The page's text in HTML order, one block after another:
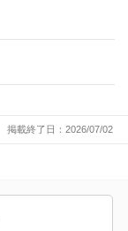
掲載終了日：2026/07/02